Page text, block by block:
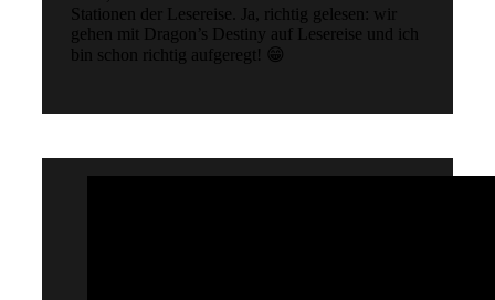
Stationen der Lesereise. Ja, richtig gelesen: wir
gehen mit Dragon’s Destiny auf Lesereise und ich
bin schon richtig aufgeregt! 😁